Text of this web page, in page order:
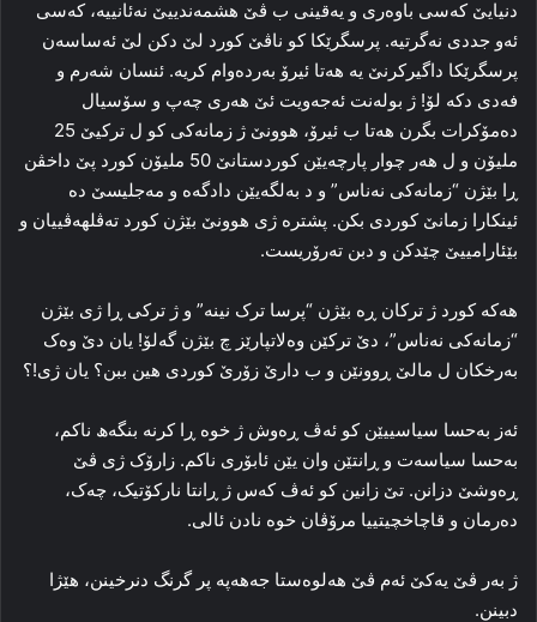
دنیایێ که‌سی باوه‌ری و یه‌قینی ب ڤێ هشمه‌ندییێ نه‌ئانییه‌، که‌سی
ئه‌و جددی نه‌گرتیه‌. پرسگرێکا کو ناڤێ کورد لێ دکن لێ ئه‌ساسه‌ن
پرسگرێکا داگیرکرنێ یه‌ هه‌تا ئیرۆ به‌رده‌وام کریه‌. ئنسان شه‌رم و
فه‌دی دکه‌ لۆ! ژ بوله‌نت ئه‌جه‌ویت ئێ هه‌ری چه‌پ و سۆسیال
ده‌مۆکرات بگرن هه‌تا ب ئیرۆ، هوونێ ژ زمانه‌کی کو ل ترکیێ 25
ملیۆن و ل هه‌ر چوار پارچه‌یێن کوردستانێ 50 ملیۆن کورد پێ داخڤن
ڕا‌ بێژن “زمانه‌کی نه‌ناس” و د به‌لگه‌یێن دادگه‌ه و مه‌جلیسێ ده‌
ئینکارا زمانێ کوردی بکن. پشتره‌ ژی هوونێ بێژن کورد ته‌ڤلهه‌ڤییان و
بێئارامییێ چێدکن و دبن ته‌رۆریست.
هه‌که‌ کورد ژ ترکان ڕه‌ بێژن “پرسا ترک نینە” و ژ ترکی ڕا‌ ژی بێژن
“زمانه‌کی نه‌ناس”، دێ ترکێن وه‌لاتپارێز چ بێژن گه‌لۆ! یان دێ وه‌ک
به‌رخکان ل مالێ ڕوونێن و ب دارێ زۆرێ کوردی هین ببن؟ یان ژی!؟
ئه‌ز به‌حسا سیاسییێن کو ئه‌ڤ ڕه‌وش ژ خوه‌ ڕا‌ کرنه‌ بنگه‌ھ ناکم،
به‌حسا سیاسه‌ت و ڕانتێن وان یێن ئابۆری ناکم. زارۆک ژی ڤێ
ڕه‌وشێ دزانن. تێ زانین کو ئه‌ڤ که‌س ژ ڕانتا نارکۆتیک، چه‌ک،
ده‌رمان و قاچاخچیتییا مرۆڤان خوه‌ نادن ئالی.
ژ به‌ر ڤێ یه‌کێ ئه‌م ڤێ هه‌لوه‌ستا جەھەپە پر گرنگ دنرخینن، هێژا
دبینن.